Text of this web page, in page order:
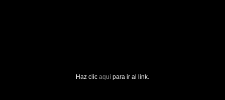
Haz clic aquí para ir al link.